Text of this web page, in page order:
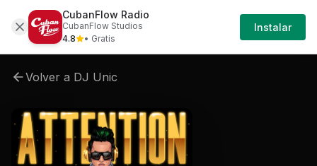
Artistas Dj-unic Dj-unic-attention Dj-
Volver a DJ Unic
CubanFlow Radio
CubanFlow Studios
4.8
• Gratis
Instalar